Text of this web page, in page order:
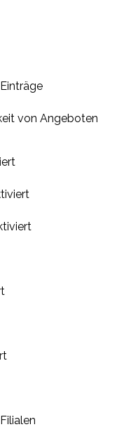
von Angeboten